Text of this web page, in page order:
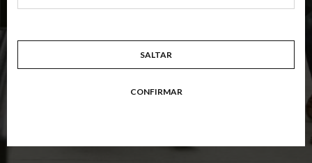
Disponible enInglés
Resumen Detallado De La Clase
SALTAR
CONFIRMAR